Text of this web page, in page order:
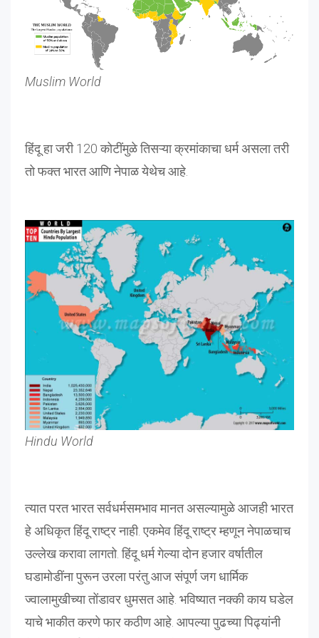
Muslim World
हिंदू हा जरी 120 कोटींमुळे तिसऱ्या क्रमांकाचा धर्म असला तरी
तो फक्त भारत आणि नेपाळ येथेच आहे.
Hindu World
त्यात परत भारत सर्वधर्मसमभाव मानत असल्यामुळे आजही भारत
हे अधिकृत हिंदू राष्ट्र नाही. एकमेव हिंदू राष्ट्र म्हणून नेपाळचाच
उल्लेख करावा लागतो. हिंदू धर्म गेल्या दोन हजार वर्षातील
घडामोडींना पुरून उरला परंतु आज संपूर्ण जग धार्मिक
ज्वालामुखीच्या तोंडावर धुमसत आहे. भविष्यात नक्की काय घडेल
याचे भाकीत करणे फार कठीण आहे. आपल्या पुढच्या पिढ्यांनी